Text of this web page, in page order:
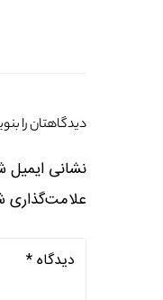
دیدگاهتان را
نشانی ایمیل
علامت‌گذاری